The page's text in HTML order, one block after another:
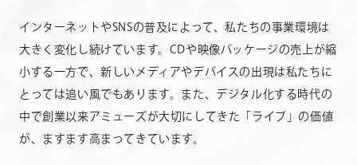
CONTACT お問い合わせ
個人のお客様
法人のお客様
AUDITION アーティスト募集
インターネットやSNSの普及によって、私たちの事業環境は
大きく変化し続けています。CDや映像パッケージの売上が縮
小する一方で、新しいメディアやデバイスの出現は私たちに
とっては追い風でもあります。また、デジタル化する時代の
中で創業以来アミューズが大切にしてきた「ライブ」の価値
が、ますます高まってきています。